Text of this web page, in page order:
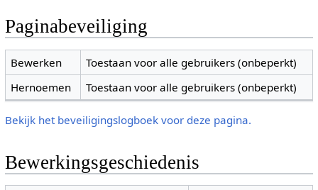
Paginabeveiliging
Bewerken
Toestaan voor alle gebruikers (onbeperkt)
Hernoemen
Toestaan voor alle gebruikers (onbeperkt)
Bekijk het beveiligingslogboek voor deze pagina.
Bewerkingsgeschiedenis